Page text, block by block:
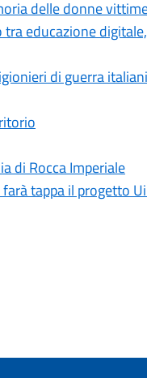
delle donne
tra educazione
di guerra italiani
di Rocca Imperiale
tappa il progetto